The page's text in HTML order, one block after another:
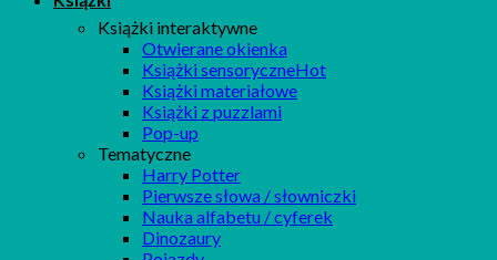
Książki interaktywne
Otwierane okienka
Książki sensoryczne
Książki materiałowe
Książki z puzzlami
Pop-up
Tematyczne
Harry Potter
Pierwsze słowa / słowniczki
Nauka alfabetu / cyferek
Dinozaury